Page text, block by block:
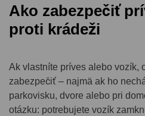
Ako zabezpečiť
proti krádeži
Ak vlastníte príves alebo vozík,
zabezpečiť – najmä ak ho
parkovisku, dvore alebo pri
otázku: potrebujete vozík